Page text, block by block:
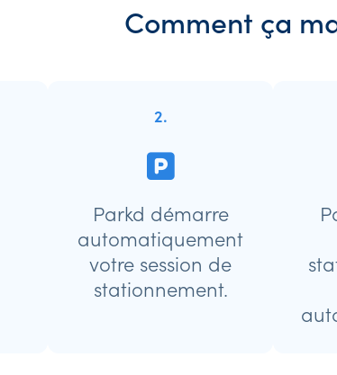
Comment ça
2.
Parkd démarre
automatiquement
votre session de
stationnement.